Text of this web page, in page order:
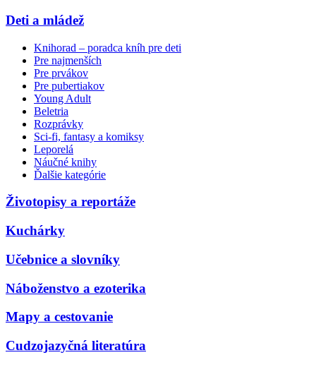
Deti a mládež
Knihorad – poradca kníh pre deti
Pre najmenších
Pre prvákov
Pre pubertiakov
Young Adult
Beletria
Rozprávky
Sci-fi, fantasy a komiksy
Leporelá
Náučné knihy
Ďalšie kategórie
Životopisy a reportáže
Kuchárky
Učebnice a slovníky
Náboženstvo a ezoterika
Mapy a cestovanie
Cudzojazyčná literatúra